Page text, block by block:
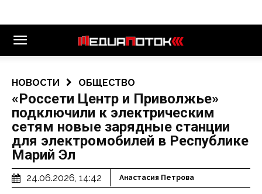
НОВОСТИ ОБЩЕСТВО
«Россети Центр и Приволжье»
подключили к электрическим
сетям новые зарядные станции
для электромобилей в Республике
Марий Эл
24.06.2026, 14:42 Анастасия Петрова